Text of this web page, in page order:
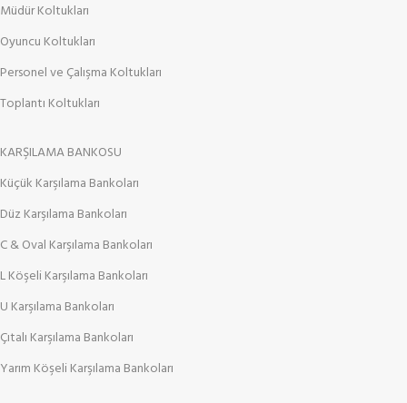
Müdür Koltukları
Oyuncu Koltukları
Personel ve Çalışma Koltukları
Toplantı Koltukları
KARŞILAMA BANKOSU
Küçük Karşılama Bankoları
Düz Karşılama Bankoları
C & Oval Karşılama Bankoları
L Köşeli Karşılama Bankoları
U Karşılama Bankoları
Çıtalı Karşılama Bankoları
Yarım Köşeli Karşılama Bankoları